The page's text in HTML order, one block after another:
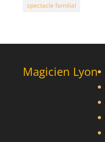
spectacle familial
Magicien Lyon